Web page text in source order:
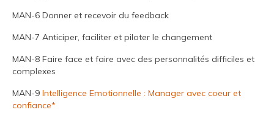
Nos actualités
Contact
MAN-6 Donner et recevoir du feedback
MAN-7 Anticiper, faciliter et piloter le changement
MAN-8 Faire face et faire avec des personnalités difficiles et
complexes
MAN-9 Intelligence Emotionnelle : Manager avec coeur et
confiance*